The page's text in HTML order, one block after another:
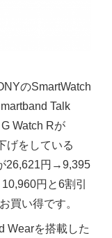
のSmartWatch
Talk
Watch Rが
げをしている
26,621円→9,395
円と6割引
買い得です。
Wearを搭載した